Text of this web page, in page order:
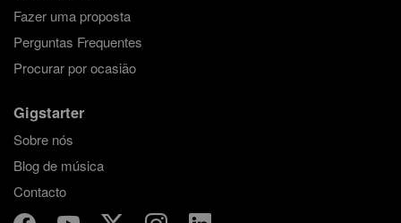
Fazer uma proposta
Perguntas Frequentes
Procurar por ocasião
Gigstarter
Sobre nós
Blog de música
Contacto